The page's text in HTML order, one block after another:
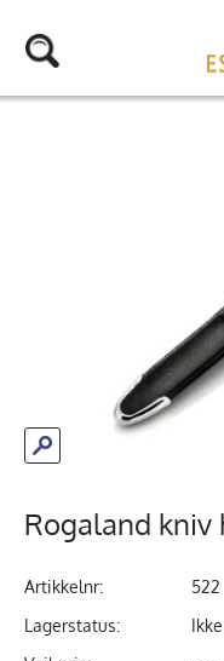
Rogaland kniv
Artikkelnr:
522
Lagerstatus: